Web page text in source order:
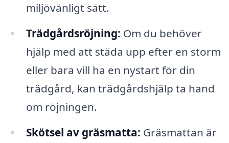
miljövänligt sätt.
Trädgårdsröjning: Om du behöver
hjälp med att städa upp efter en storm
eller bara vill ha en nystart för din
trädgård, kan trädgårdshjälp ta hand
om röjningen.
Skötsel av gräsmatta: Gräsmattan är